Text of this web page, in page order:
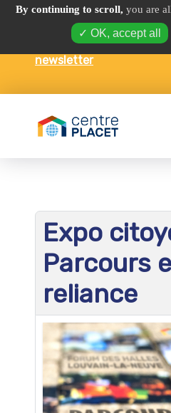
Espace interculturel et
newsletter
Expo
Parcours
reliance
By continuing to scroll, you are
✓ OK, accept all